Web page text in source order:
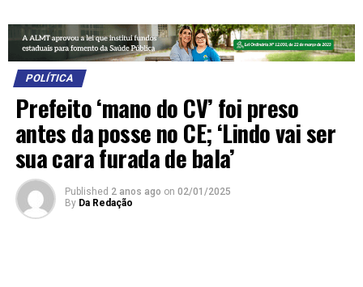
POLÍTICA
Prefeito ‘mano do CV’ foi preso
antes da posse no CE; ‘Lindo vai ser
sua cara furada de bala’
Published 2 anos ago on 02/01/2025
By Da Redação